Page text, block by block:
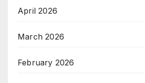
April 2026
March 2026
February 2026